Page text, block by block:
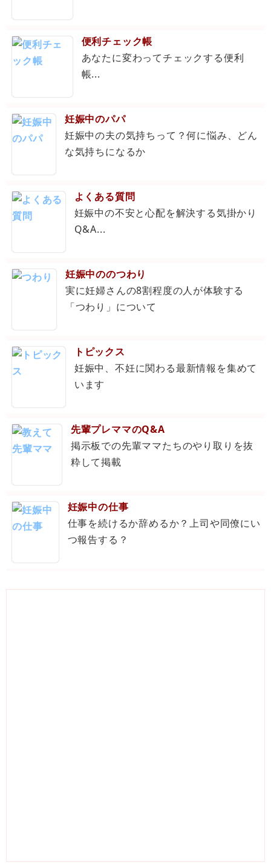
便利チェック帳
あなたに変わってチェックする便利
帳...
妊娠中のパパ
妊娠中の夫の気持ちって？何に悩み、どん
な気持ちになるか
よくある質問
妊娠中の不安と心配を解決する気掛かり
Q&A...
妊娠中ののつわり
実に妊婦さんの8割程度の人が体験する
「つわり」について
トピックス
妊娠中、不妊に関わる最新情報を集めて
います
先輩プレママのQ&A
掲示板での先輩ママたちのやり取りを抜
粋して掲載
妊娠中の仕事
仕事を続けるか辞めるか？上司や同僚にい
つ報告する？